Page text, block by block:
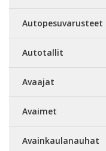
Autopesuvarusteet
Autotallit
Avaajat
Avaimet
Avainkaulanauhat